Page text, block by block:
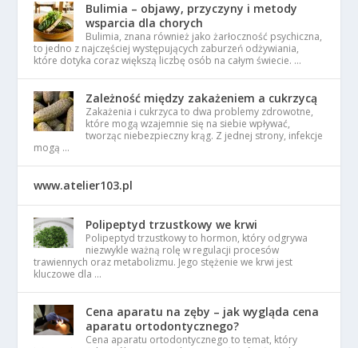
Bulimia – objawy, przyczyny i metody
wsparcia dla chorych
Bulimia, znana również jako żarłoczność psychiczna,
to jedno z najczęściej występujących zaburzeń odżywiania,
które dotyka coraz większą liczbę osób na całym świecie. …
Zależność między zakażeniem a cukrzycą
Zakażenia i cukrzyca to dwa problemy zdrowotne,
które mogą wzajemnie się na siebie wpływać,
tworząc niebezpieczny krąg. Z jednej strony, infekcje
mogą …
www.atelier103.pl
Polipeptyd trzustkowy we krwi
Polipeptyd trzustkowy to hormon, który odgrywa
niezwykle ważną rolę w regulacji procesów
trawiennych oraz metabolizmu. Jego stężenie we krwi jest
kluczowe dla …
Cena aparatu na zęby – jak wygląda cena
aparatu ortodontycznego?
Cena aparatu ortodontycznego to temat, który